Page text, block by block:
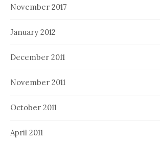
November 2017
January 2012
December 2011
November 2011
October 2011
April 2011